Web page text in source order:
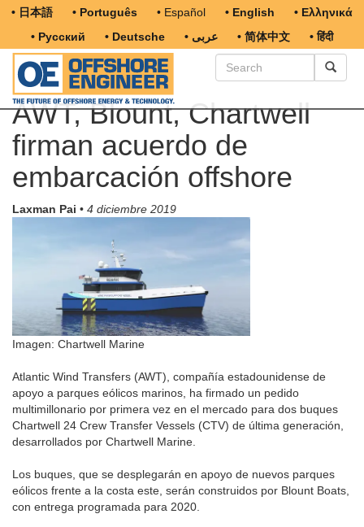
• 日本語 • Português • Español • English
• Ελληνικά
• Русский
• Deutsche • عربى • 简体中文 • हिंदी
AWT, Blount, Chartwell
firman acuerdo de
embarcación offshore
Laxman Pai • 4 diciembre 2019
Imagen: Chartwell Marine
Atlantic Wind Transfers (AWT), compañía estadounidense de
apoyo a parques eólicos marinos, ha firmado un pedido
multimillonario por primera vez en el mercado para dos buques
Chartwell 24 Crew Transfer Vessels (CTV) de última generación,
desarrollados por Chartwell Marine.
Los buques, que se desplegarán en apoyo de nuevos parques
eólicos frente a la costa este, serán construidos por Blount Boats,
con entrega programada para 2020.